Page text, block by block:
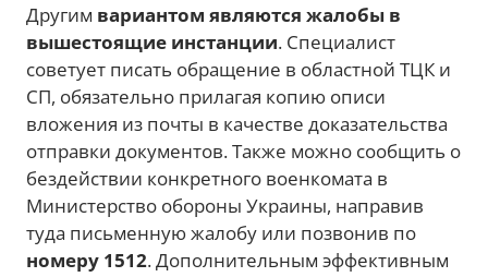
Другим вариантом являются жалобы в
вышестоящие инстанции. Специалист
советует писать обращение в областной ТЦК и
СП, обязательно прилагая копию описи
вложения из почты в качестве доказательства
отправки документов. Также можно сообщить о
бездействии конкретного военкомата в
Министерство обороны Украины, направив
туда письменную жалобу или позвонив по
номеру 1512. Дополнительным эффективным